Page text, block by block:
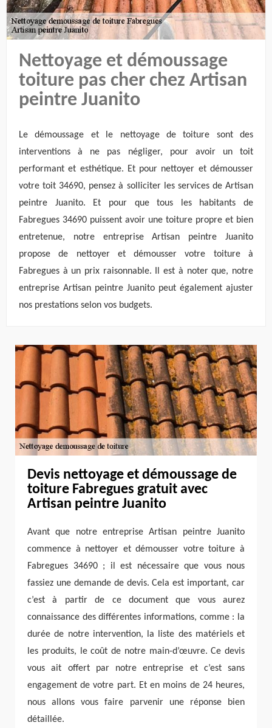
Nettoyage et démoussage
toiture pas cher chez Artisan
peintre Juanito
Le démoussage et le nettoyage de toiture sont des
interventions à ne pas négliger, pour avoir un toit
performant et esthétique. Et pour nettoyer et démousser
votre toit 34690, pensez à solliciter les services de Artisan
peintre Juanito. Et pour que tous les habitants de
Fabregues 34690 puissent avoir une toiture propre et bien
entretenue, notre entreprise Artisan peintre Juanito
propose de nettoyer et démousser votre toiture à
Fabregues à un prix raisonnable. Il est à noter que, notre
entreprise Artisan peintre Juanito peut également ajuster
nos prestations selon vos budgets.
Devis nettoyage et démoussage de
toiture Fabregues gratuit avec
Artisan peintre Juanito
Avant que notre entreprise Artisan peintre Juanito
commence à nettoyer et démousser votre toiture à
Fabregues 34690 ; il est nécessaire que vous nous
fassiez une demande de devis. Cela est important, car
c’est à partir de ce document que vous aurez
connaissance des différentes informations, comme : la
durée de notre intervention, la liste des matériels et
les produits, le coût de notre main-d’œuvre. Ce devis
vous ait offert par notre entreprise et c’est sans
engagement de votre part. Et en moins de 24 heures,
nous allons vous faire parvenir une réponse bien
détaillée.